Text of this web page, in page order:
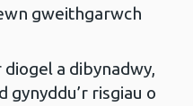
gweithgarwch
a dibynadwy,
risgiau o